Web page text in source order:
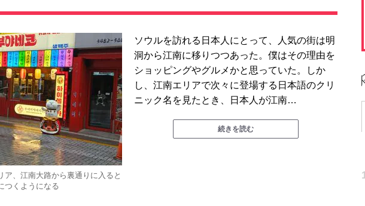
ア、江南大路から裏通りに入ると
つくようになる
ソウルを訪れる日本人にとって、人気の街は明
洞から江南に移りつつあった。僕はその理由を
ショッピングやグルメかと思っていた。しか
し、江南エリアで次々に登場する日本語のクリ
ニック名を見たとき、日本人が江南…
続きを読む